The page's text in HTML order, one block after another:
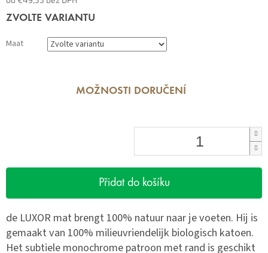
Měrná
ZVOLTE VARIANTU
Maat
MOŽNOSTI DORUČENÍ
Přidat do košíku
de LUXOR mat brengt 100% natuur naar je voeten. Hij is
gemaakt van 100% milieuvriendelijk biologisch katoen.
Het subtiele monochrome patroon met rand is geschikt